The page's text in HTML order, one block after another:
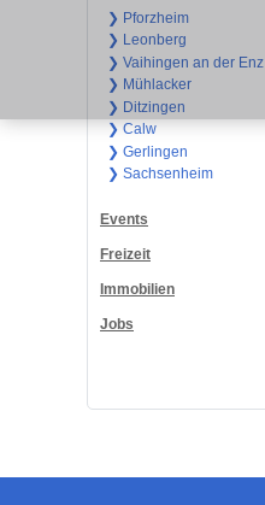
❯ Pforzheim
❯ Leonberg
❯ Vaihingen an der Enz
❯ Mühlacker
❯ Ditzingen
❯ Calw
❯ Gerlingen
❯ Sachsenheim
Events
Freizeit
Immobilien
Jobs